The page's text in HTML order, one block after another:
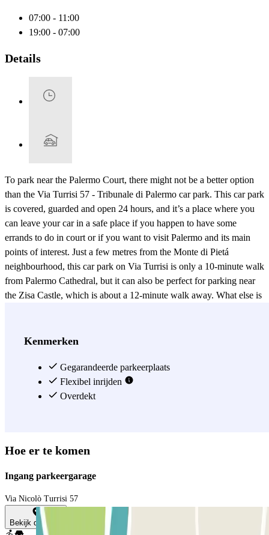
07:00 - 11:00
19:00 - 07:00
Details
To park near the Palermo Court, there might not be a better option
than the Via Turrisi 57 - Tribunale di Palermo car park. This car park
is covered, guarded and open 24 hours, and it’s a place where you
can leave your car in a safe place if you happen to have some
errands to do in court or if you want to visit Palermo and its main
points of interest. Just a few metres from the Monte di Pietá
neighbourhood, this car park on Via Turrisi is only a 10-minute walk
from Palermo Cathedral, but it can also be perfect for parking near
the Zisa Castle, which is about a 12-minute walk away. What else is
are located about 10 minutes from the car park ;) If you then fancy a
and Massimo Theatre: no matter what your plan, there is always a
good reason to decide to leave your car in the Via Turrisi 57 -
Tribunale di Palermo car park!
Kenmerken
Gegarandeerde parkeerplaats
Flexibel inrijden
Overdekt
Hoe er te komen
Ingang parkeergarage
Via Nicolò Turrisi 57
Bekijk de kaart